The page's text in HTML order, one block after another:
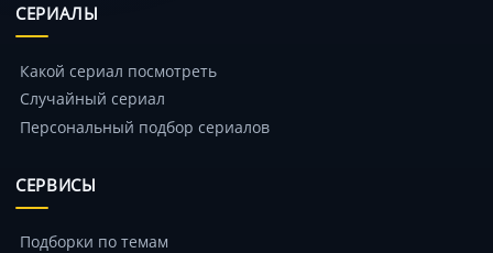
СЕРИАЛЫ
Какой сериал посмотреть
Случайный сериал
Персональный подбор сериалов
СЕРВИСЫ
Подборки по темам